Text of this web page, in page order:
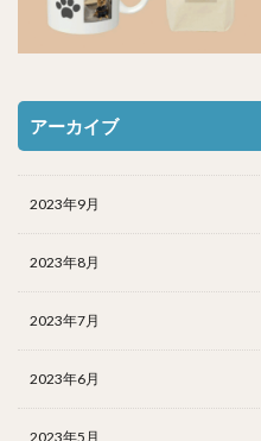
アーカイブ
2023年9月
2023年8月
2023年7月
2023年6月
2023年5月